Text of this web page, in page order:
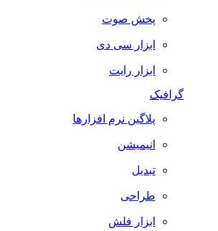
پخش صوت
ابزار سی دی
ابزار رایت
گرافیک
پلاگین نرم افزارها
انیمیشن
تبدیل
طراحی
ابزار فلش